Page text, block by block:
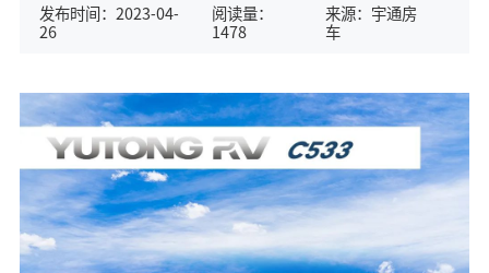
发布时间：2023-04-
26
阅读量：
1478
来源：宇通房
车